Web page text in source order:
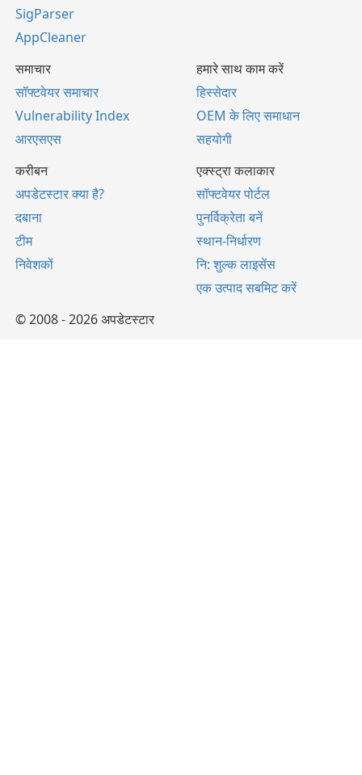
SigParser
AppCleaner
समाचार
सॉफ्टवेयर समाचार
Vulnerability Index
आरएसएस
हमारे साथ काम करें
हिस्सेदार
OEM के लिए समाधान
सहयोगी
करीबन
अपडेटस्टार क्या है?
दबाना
टीम
निवेशकों
एक्स्ट्रा कलाकार
सॉफ्टवेयर पोर्टल
पुनर्विक्रेता बनें
स्थान-निर्धारण
नि: शुल्क लाइसेंस
एक उत्पाद सबमिट करें
© 2008 - 2026 अपडेटस्टार